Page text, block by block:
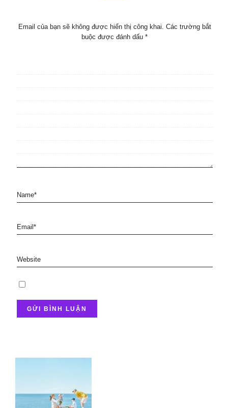
Email của bạn sẽ không được hiển thị công khai. Các trường bắt
buộc được đánh dấu*